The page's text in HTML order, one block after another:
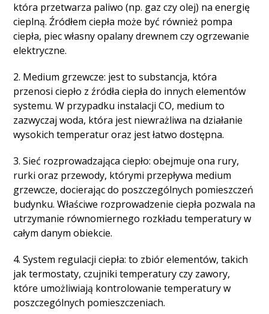
która przetwarza paliwo (np. gaz czy olej) na energię
cieplną. Źródłem ciepła może być również pompa
ciepła, piec własny opalany drewnem czy ogrzewanie
elektryczne.
2. Medium grzewcze: jest to substancja, która
przenosi ciepło z źródła ciepła do innych elementów
systemu. W przypadku instalacji CO, medium to
zazwyczaj woda, która jest niewrażliwa na działanie
wysokich temperatur oraz jest łatwo dostępna.
3. Sieć rozprowadzająca ciepło: obejmuje ona rury,
rurki oraz przewody, którymi przepływa medium
grzewcze, docierając do poszczególnych pomieszczeń
budynku. Właściwe rozprowadzenie ciepła pozwala na
utrzymanie równomiernego rozkładu temperatury w
całym danym obiekcie.
4. System regulacji ciepła: to zbiór elementów, takich
jak termostaty, czujniki temperatury czy zawory,
które umożliwiają kontrolowanie temperatury w
poszczególnych pomieszczeniach.